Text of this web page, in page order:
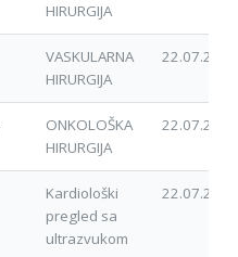
HIRURGIJA
VASKULARNA
HIRURGIJA
22.07.2025
ONKOLOŠKA
HIRURGIJA
22.07.2025
Kardiološki
pregled sa
ultrazvukom
22.07.2025